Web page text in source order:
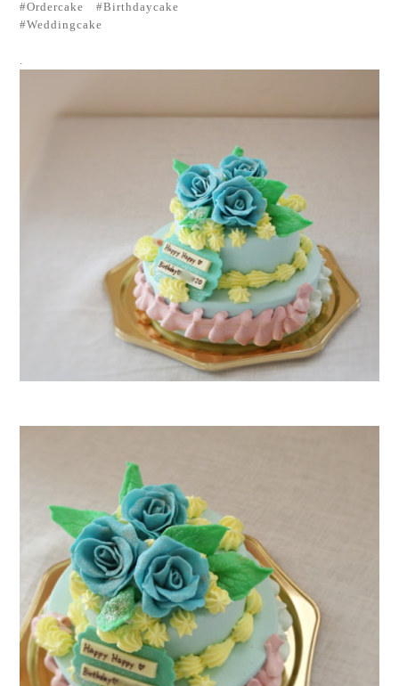
#Ordercake #Birthdaycake
#Weddingcake